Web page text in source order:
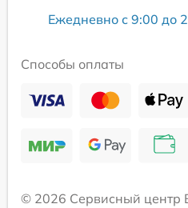
Ежедневно с 9:00 до
Способы оплаты
© 2026 Сервисный центр